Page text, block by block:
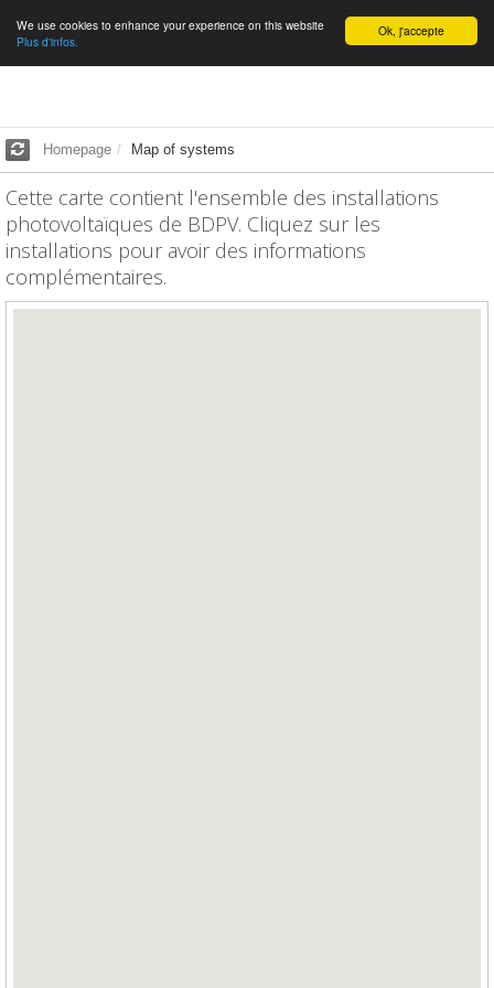
English Ok, j'accepte
We use cookies to enhance your experience on this website
Plus d'infos.
Homepage Map of systems
Cette carte contient l'ensemble des installations
photovoltaïques de BDPV. Cliquez sur les
installations pour avoir des informations
complémentaires.